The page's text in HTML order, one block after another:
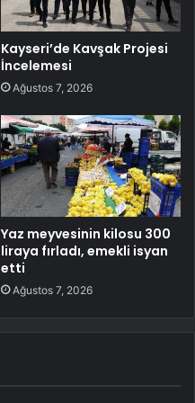
Kayseri’de Kavşak Projesi
İncelemesi
Ağustos 7, 2026
Yaz meyvesinin kilosu 300
liraya fırladı, emekli isyan
etti
Ağustos 7, 2026